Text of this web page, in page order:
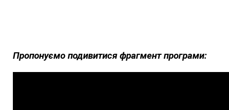
Пропонуємо подивитися фрагмент програми: